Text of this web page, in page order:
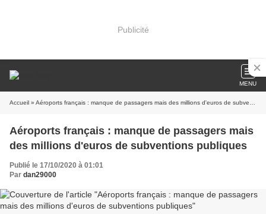
Publicité
MENU
Accueil » Aéroports français : manque de passagers mais des millions d'euros de subventions publiques
Aéroports français : manque de passagers mais
des millions d'euros de subventions publiques
Publié le 17/10/2020 à 01:01
Par dan29000